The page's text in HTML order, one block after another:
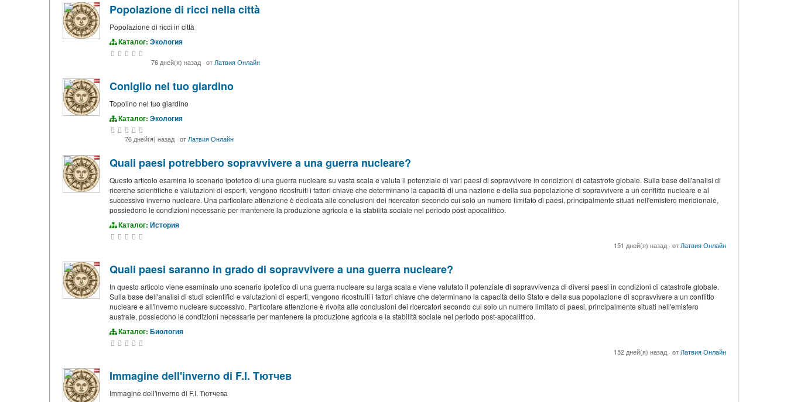
Popolazione di ricci nella città
Popolazione di ricci in città
Каталог: Экология
76 дней(я) назад · от Латвия Онлайн
Coniglio nel tuo giardino
Topolino nel tuo giardino
Каталог: Экология
76 дней(я) назад · от Латвия Онлайн
Quali paesi potrebbero sopravvivere a una guerra nucleare?
Questo articolo esamina lo scenario ipotetico di una guerra nucleare su vasta scala e valuta il potenziale di vari paesi di sopravvivere in condizioni di catastrofe globale. Sulla base dell'analisi di
ricerche scientifiche e valutazioni di esperti, vengono ricostruiti i fattori chiave che determinano la capacità di una nazione e della sua popolazione di sopravvivere a un conflitto nucleare e al
successivo inverno nucleare. Una particolare attenzione è dedicata alle conclusioni dei ricercatori secondo cui solo un numero limitato di paesi, principalmente situati nell'emisfero meridionale,
possiedono le condizioni necessarie per mantenere la produzione agricola e la stabilità sociale nel periodo post-apocalittico.
Каталог: История
151 дней(я) назад · от Латвия Онлайн
Quali paesi saranno in grado di sopravvivere a una guerra nucleare?
In questo articolo viene esaminato uno scenario ipotetico di una guerra nucleare su larga scala e viene valutato il potenziale di sopravvivenza di diversi paesi in condizioni di catastrofe globale.
Sulla base dell'analisi di studi scientifici e valutazioni di esperti, vengono ricostruiti i fattori chiave che determinano la capacità dello Stato e della sua popolazione di sopravvivere a un conflitto
nucleare e all'inverno nucleare successivo. Particolare attenzione è rivolta alle conclusioni dei ricercatori secondo cui solo un numero limitato di paesi, principalmente situati nell'emisfero
australe, possiedono le condizioni necessarie per mantenere la produzione agricola e la stabilità sociale nel periodo post-apocalittico.
Каталог: Биология
152 дней(я) назад · от Латвия Онлайн
Immagine dell'inverno di F.I. Tютчев
Immagine dell'inverno di F.I. Tютчева